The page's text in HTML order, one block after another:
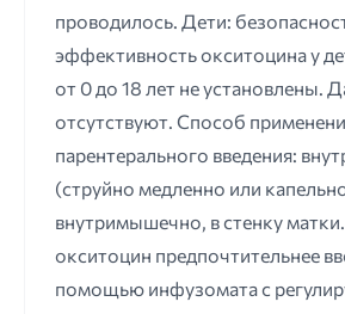
проводилось. Дети:
эффективность окситоцина у
от 0 до 18 лет не установлены.
отсутствуют. Способ
парентерального введения:
(струйно медленно или
внутримышечно, в стенку
окситоцин предпочтительнее
помощью инфузомата с